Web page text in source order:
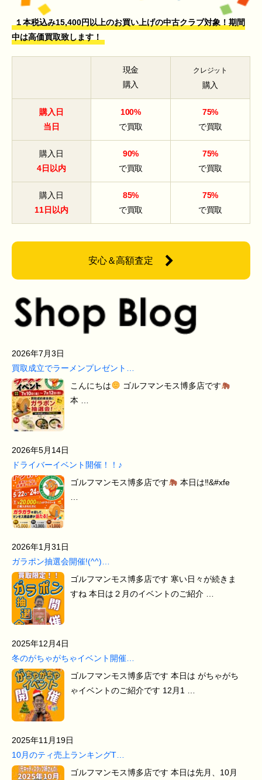
１本税込み15,400円以上のお買い上げの中古クラブ対象！期間
中は高価買取致します！
現金
購入
クレジット
購入
購入日
当日
100%
で買取
75%
で買取
購入日
4日以内
90%
で買取
75%
で買取
購入日
11日以内
85%
で買取
75%
で買取
安心＆高額査定
2026年7月3日
買取成立でラーメンプレゼント…
こんにちは
ゴルフマンモス博多店です
本 …
2026年5月14日
ドライバーイベント開催！！♪
ゴルフマンモス博多店です
本日は‼&#xfe
2026年1月31日
ガラポン抽選会開催!(^^)…
ゴルフマンモス博多店です 寒い日々が続きま
すね 本日は２月のイベントのご紹介 …
2025年12月4日
冬のがちゃがちゃイベント開催…
ゴルフマンモス博多店です 本日は がちゃがち
ゃイベントのご紹介です 12月1 …
2025年11月19日
10月のティ売上ランキングT…
ゴルフマンモス博多店です 本日は先月、10月